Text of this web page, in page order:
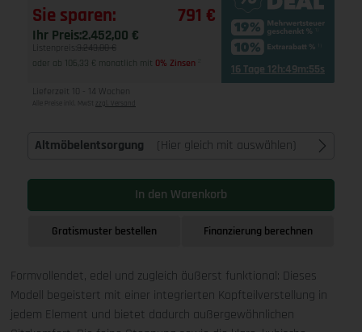
Sie sparen: 791 €
Ihr Preis:2.452,00 €
Listenpreis: 3.243,00 €
oder ab 106,33 € monatlich mit 0% Zinsen 16 Tage 12h:49m:54s
Lieferzeit 10 - 14 Wochen
Alle Preise inkl. MwSt zzgl. Versand
Altmöbelentsorgung (Hier gleich mit auswählen)
In den Warenkorb
Gratismuster bestellen Finanzierung berechnen
Formvollendet, edel und zugleich äußerst funktional: Dieses
Modell begeistert mit einer integrierten Kopfteilverstellung in
jedem Element und bietet dadurch außergewöhnlichen